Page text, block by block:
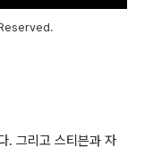
. 그리고 스티븐과 자